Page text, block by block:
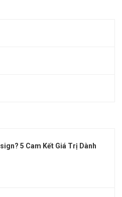
5 Cam Kết Giá Trị Dành